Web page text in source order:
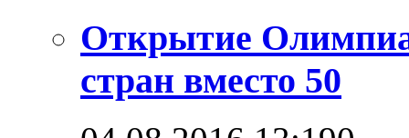
Открытие
стран вместо 50